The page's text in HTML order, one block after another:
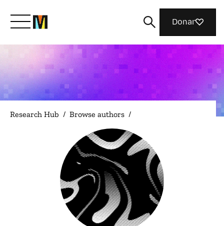
Meet Mozilla
What We Do
Magazine
Donar
Research Hub / Browse authors /